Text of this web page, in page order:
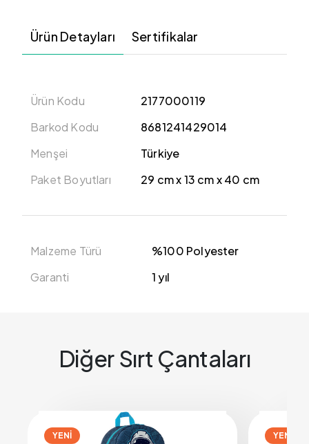
Ürün Detayları Sertifikalar
Ürün Kodu
2177000119
Barkod Kodu
8681241429014
Menşei
Türkiye
Paket Boyutları
29 cm x 13 cm x 40 cm
Malzeme Türü
%100 Polyester
Garanti
1 yıl
Diğer Sırt Çantaları
YENİ YENİ